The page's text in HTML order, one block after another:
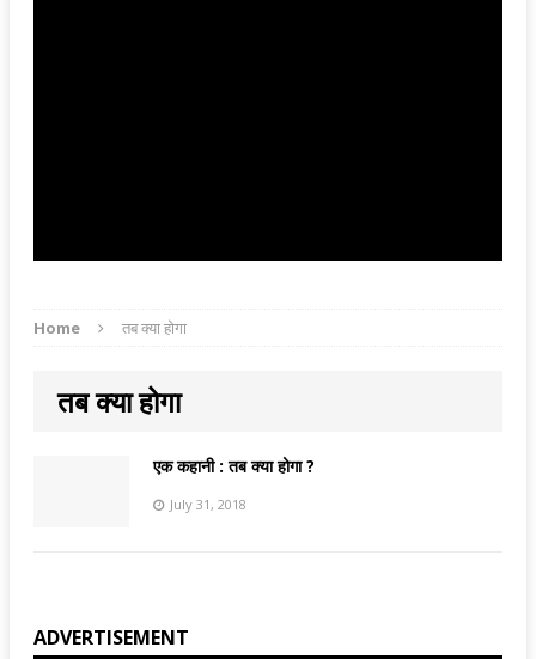
Home तब क्या होगा
तब क्या होगा
एक कहानी : तब क्या होगा ?
July 31, 2018
ADVERTISEMENT